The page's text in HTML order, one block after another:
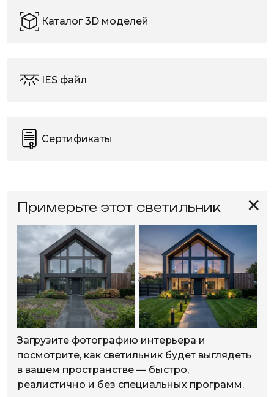
Каталог 3D моделей
IES файл
Сертификаты
✕
Примерьте этот светильник
Загрузите фотографию интерьера и
посмотрите, как светильник будет выглядеть
в вашем пространстве — быстро,
реалистично и без специальных программ.